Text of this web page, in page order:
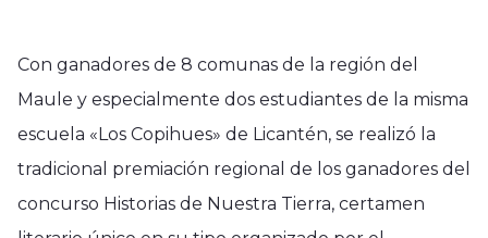
Con ganadores de 8 comunas de la región del
Maule y especialmente dos estudiantes de la misma
escuela «Los Copihues» de Licantén, se realizó la
tradicional premiación regional de los ganadores del
concurso Historias de Nuestra Tierra, certamen